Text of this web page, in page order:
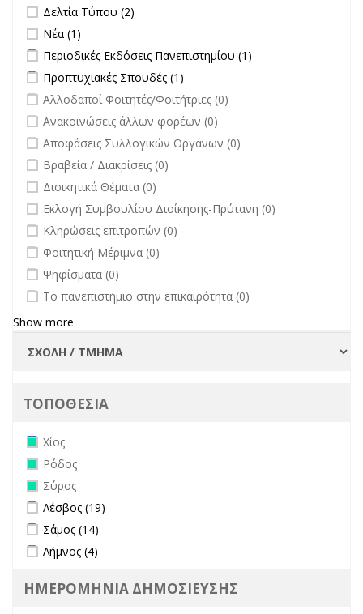
Apply Δελτία Τύπου filter
Δελτία Τύπου (2)
Apply Νέα filter
Νέα (1)
Apply Περιοδικές Εκδόσεις Πανεπιστημίου filter
Περιοδικές Εκδόσεις Πανεπιστημίου (1)
Apply Προπτυχιακές Σπουδές filter
Προπτυχιακές Σπουδές (1)
undefined
Αλλοδαποί Φοιτητές/Φοιτήτριες (0)
undefined
Ανακοινώσεις άλλων φορέων (0)
undefined
Αποφάσεις Συλλογικών Οργάνων (0)
undefined
Βραβεία / Διακρίσεις (0)
undefined
Διοικητικά Θέματα (0)
undefined
Εκλογή Συμβουλίου Διοίκησης-Πρύτανη (0)
undefined
Κληρώσεις επιτροπών (0)
undefined
Φοιτητική Μέριμνα (0)
undefined
Ψηφίσματα (0)
undefined
Το πανεπιστήμιο στην επικαιρότητα (0)
Show more
ΤΟΠΟΘΕΣΙΑ
Remove Χίος filter
Χίος
Remove Ρόδος filter
Ρόδος
Remove Σύρος filter
Σύρος
Apply Λέσβος filter
Λέσβος (19)
Apply Σάμος filter
Σάμος (14)
Apply Λήμνος filter
Λήμνος (4)
ΗΜΕΡΟΜΗΝΙΑ ΔΗΜΟΣΙΕΥΣΗΣ